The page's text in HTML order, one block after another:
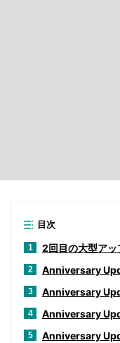
目次
1 2回目の大型ア
2 Anniversary
3 Anniversary
4 Anniversary
5 Anniversary